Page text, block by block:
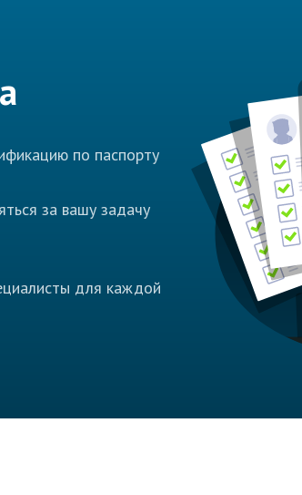
по паспорту
за вашу задачу
для каждой